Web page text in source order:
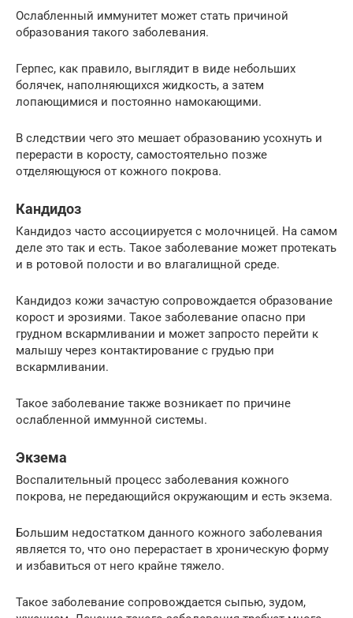
Ослабленный иммунитет может стать причиной
образования такого заболевания.
Герпес, как правило, выглядит в виде небольших
болячек, наполняющихся жидкость, а затем
лопающимися и постоянно намокающими.
В следствии чего это мешает образованию усохнуть и
перерасти в коросту, самостоятельно позже
отделяющуюся от кожного покрова.
Кандидоз
Кандидоз часто ассоциируется с молочницей. На самом
деле это так и есть. Такое заболевание может протекать
и в ротовой полости и во влагалищной среде.
Кандидоз кожи зачастую сопровождается образование
корост и эрозиями. Такое заболевание опасно при
грудном вскармливании и может запросто перейти к
малышу через контактирование с грудью при
вскармливании.
Такое заболевание также возникает по причине
ослабленной иммунной системы.
Экзема
Воспалительный процесс заболевания кожного
покрова, не передающийся окружающим и есть экзема.
Большим недостатком данного кожного заболевания
является то, что оно перерастает в хроническую форму
и избавиться от него крайне тяжело.
Такое заболевание сопровождается сыпью, зудом,